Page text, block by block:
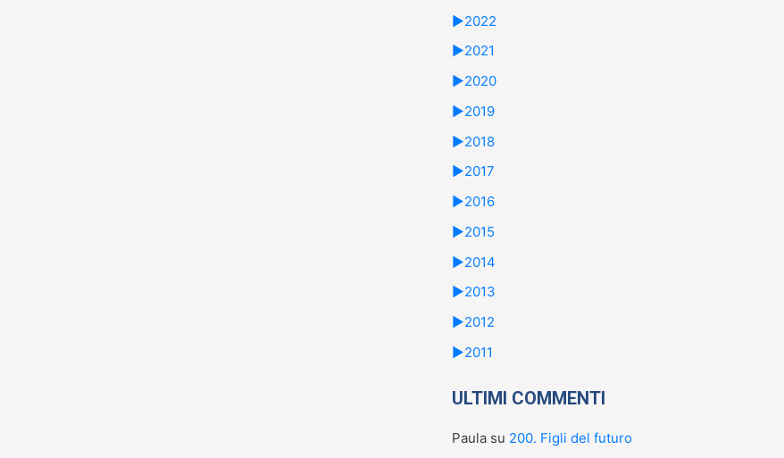
►2022
►2021
►2020
►2019
►2018
►2017
►2016
►2015
►2014
►2013
►2012
►2011
ULTIMI COMMENTI
Paula su 200. Figli del futuro